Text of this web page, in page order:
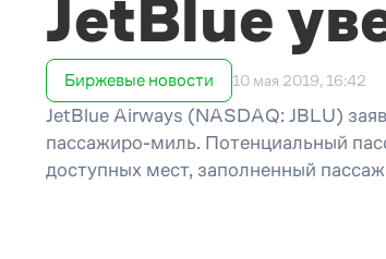
JetBlue
Биржевые новости 10 мая 2019, 16:42
JetBlue Airways (NASDAQ: JBLU)
пассажиро-миль. Потенциальный
доступных мест, заполненный